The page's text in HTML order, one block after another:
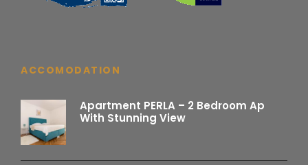
2
nächste Station der alte malerische Ort
Maslinica auf der Insel Šolta.
Maslinica wurde 1703 gegründet, als die adlige Familie
ACCOMODATION
Apartment PERLA – 2 Bedroom Ap
With Stunning View